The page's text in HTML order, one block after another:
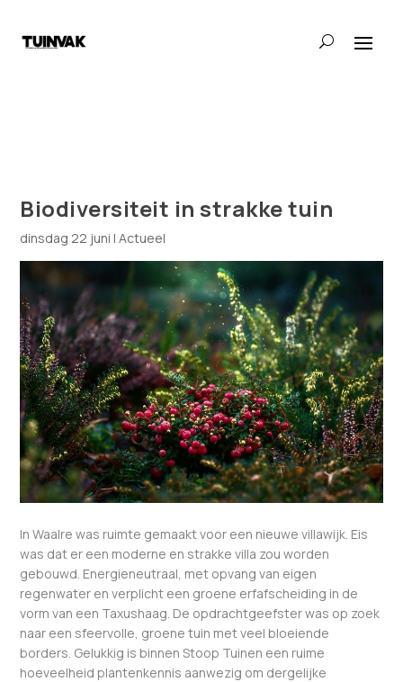
Biodiversiteit in strakke tuin
dinsdag 22 juni |Actueel
In Waalre was ruimte gemaakt voor een nieuwe villawijk. Eis
was dat er een moderne en strakke villa zou worden
gebouwd. Energieneutraal, met opvang van eigen
regenwater en verplicht een groene erfafscheiding in de
vorm van een Taxushaag. De opdrachtgeefster was op zoek
naar een sfeervolle, groene tuin met veel bloeiende
borders. Gelukkig is binnen Stoop Tuinen een ruime
hoeveelheid plantenkennis aanwezig om dergelijke